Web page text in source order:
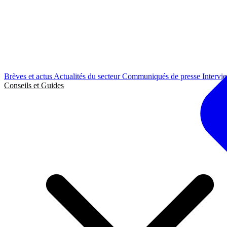
Brèves et actus Actualités du secteurCommuniqués de presse
Conseils et Guides